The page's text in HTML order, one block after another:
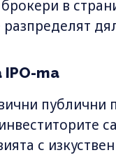
в
IPO-та
публични
с